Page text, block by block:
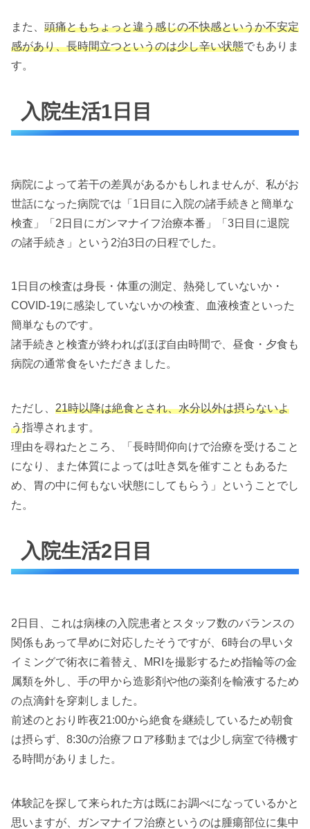
また、 頭痛ともちょっと違う感じの不快感というか不安定
感があり、長時間立つというのは少し辛い状態でもありま
す。
入院生活1日目
病院によって若干の差異があるかもしれませんが、私がお
世話になった病院では「1日目に入院の諸手続きと簡単な
検査」「2日目にガンマナイフ治療本番」「3日目に退院
の諸手続き」という2泊3日の日程でした。
1日目の検査は身長・体重の測定、熱発していないか・
COVID-19に感染していないかの検査、血液検査といった
簡単なものです。
諸手続きと検査が終わればほぼ自由時間で、昼食・夕食も
病院の通常食をいただきました。
ただし、 21時以降は絶食とされ、水分以外は摂らないよ
う指導されます。
理由を尋ねたところ、「長時間仰向けで治療を受けること
になり、また体質によっては吐き気を催すこともあるた
め、胃の中に何もない状態にしてもらう」ということでし
た。
入院生活2日目
2日目、これは病棟の入院患者とスタッフ数のバランスの
関係もあって早めに対応したそうですが、6時台の早いタ
イミングで術衣に着替え、MRIを撮影するため指輪等の金
属類を外し、手の甲から造影剤や他の薬剤を輸液するため
の点滴針を穿刺しました。
前述のとおり昨夜21:00から絶食を継続しているため朝食
は摂らず、8:30の治療フロア移動までは少し病室で待機す
る時間がありました。
体験記を探して来られた方は既にお調べになっているかと
思いますが、ガンマナイフ治療というのは腫瘍部位に集中